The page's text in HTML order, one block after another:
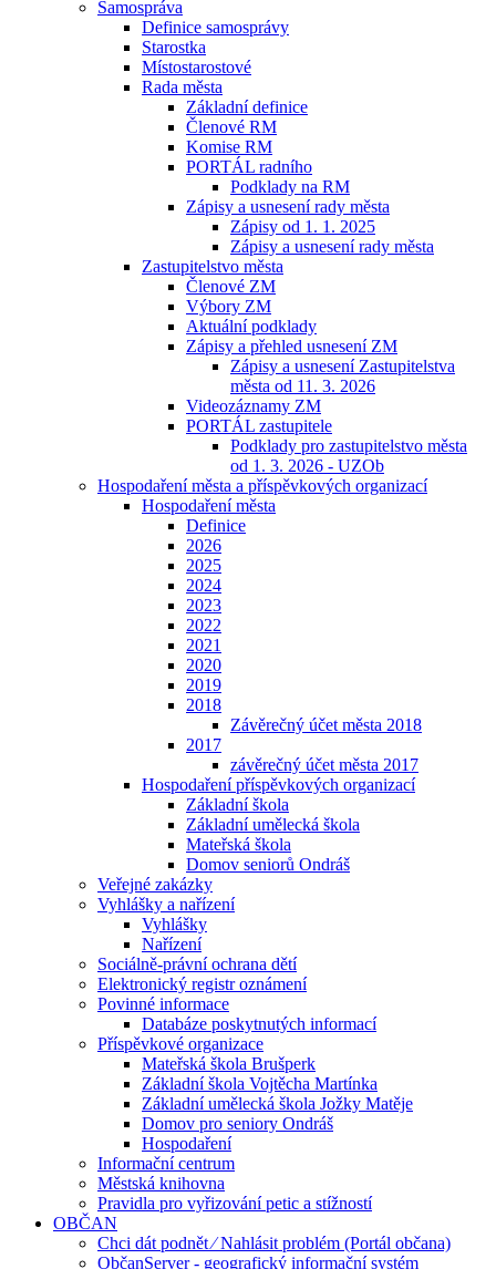
Samospráva
Definice samosprávy
Starostka
Místostarostové
Rada města
Základní definice
Členové RM
Komise RM
PORTÁL radního
Podklady na RM
Zápisy a usnesení rady města
Zápisy od 1. 1. 2025
Zápisy a usnesení rady města
Zastupitelstvo města
Členové ZM
Výbory ZM
Aktuální podklady
Zápisy a přehled usnesení ZM
Zápisy a usnesení Zastupitelstva
města od 11. 3. 2026
Videozáznamy ZM
PORTÁL zastupitele
Podklady pro zastupitelstvo města
od 1. 3. 2026 - UZOb
Hospodaření města a příspěvkových organizací
Hospodaření města
Definice
2026
2025
2024
2023
2022
2021
2020
2019
2018
Závěrečný účet města 2018
2017
závěrečný účet města 2017
Hospodaření příspěvkových organizací
Základní škola
Základní umělecká škola
Mateřská škola
Domov seniorů Ondráš
Veřejné zakázky
Vyhlášky a nařízení
Vyhlášky
Nařízení
Sociálně-právní ochrana dětí
Elektronický registr oznámení
Povinné informace
Databáze poskytnutých informací
Příspěvkové organizace
Mateřská škola Brušperk
Základní škola Vojtěcha Martínka
Základní umělecká škola Jožky Matěje
Domov pro seniory Ondráš
Hospodaření
Informační centrum
Městská knihovna
Pravidla pro vyřizování petic a stížností
OBČAN
Chci dát podnět ⁄ Nahlásit problém (Portál občana)
ObčanServer - geografický informační systém